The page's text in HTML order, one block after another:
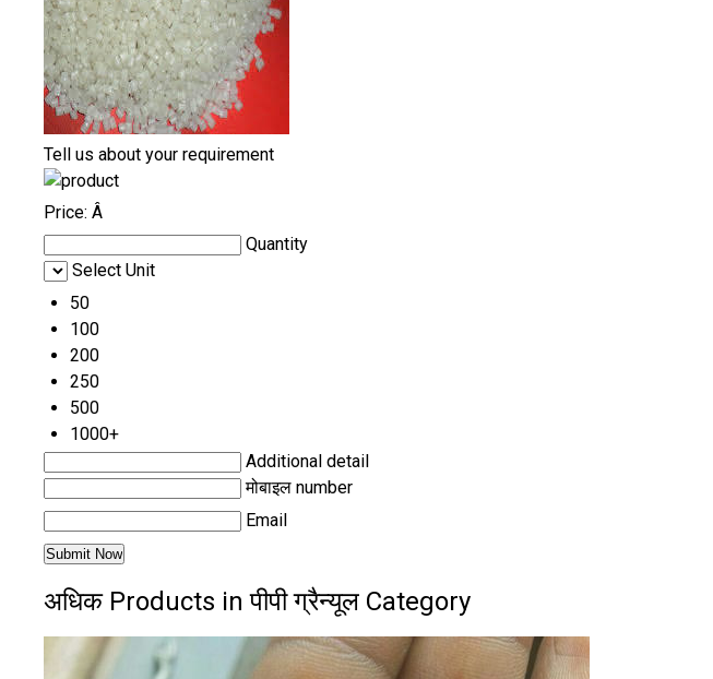
Tell us about your requirement
Price: Â
Quantity
Select Unit
50
100
200
250
500
1000+
Additional detail
मोबाइल number
Email
अधिक Products in पीपी ग्रैन्यूल Category